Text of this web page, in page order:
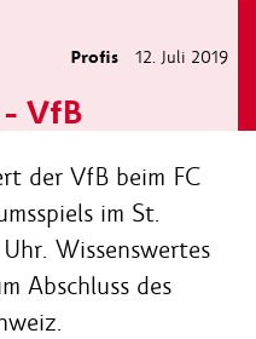
Profis 12. Juli 2019
VfB
der VfB beim FC
im St.
Wissenswertes
Abschluss des